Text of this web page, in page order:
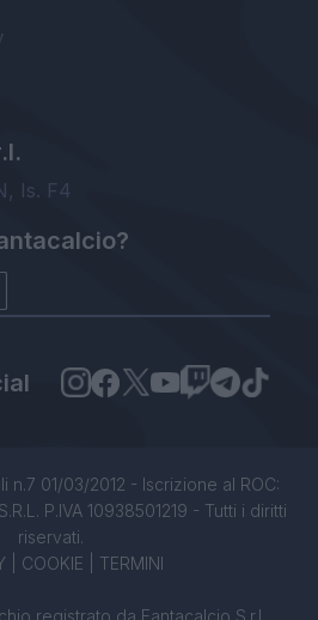
Is. F4
n.7 01/03/2012 - Iscrizione al ROC:
P.IVA 10938501219 - Tutti i diritti
riservati.
| COOKIE TERMINI
registrato da Fantacalcio S.r.l.